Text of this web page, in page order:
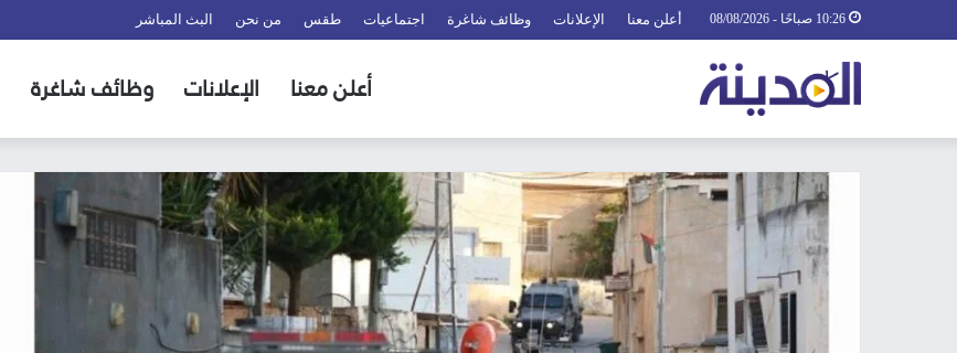
أعلن معنا الإعلانات وظائف شاغرة اجتماعيات طقس من نحن البث المباشر
أعلن معنا الإعلانات وظائف شاغرة